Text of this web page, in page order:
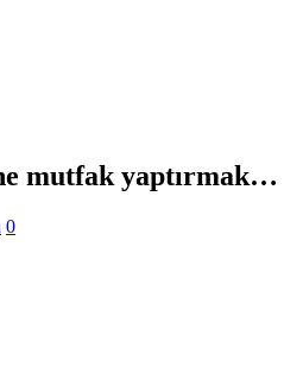
mutfak yaptırmak…
0